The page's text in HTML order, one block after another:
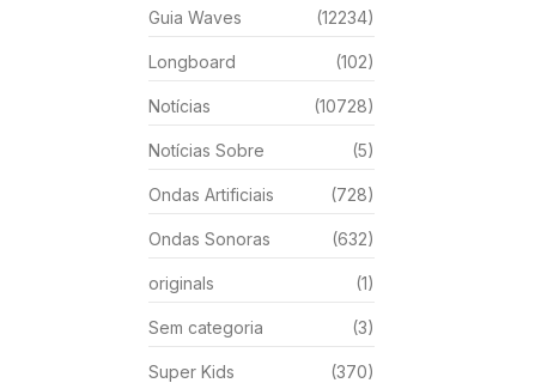
Guia Waves (12234)
Longboard (102)
Notícias (10728)
Notícias Sobre (5)
Ondas Artificiais (728)
Ondas Sonoras (632)
originals (1)
Sem categoria (3)
Super Kids (370)